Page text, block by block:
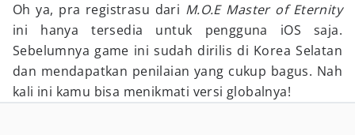
Oh ya, pra registrasu dari M.O.E Master of Eternity
ini hanya tersedia untuk pengguna iOS saja.
Sebelumnya game ini sudah dirilis di Korea Selatan
dan mendapatkan penilaian yang cukup bagus. Nah
kali ini kamu bisa menikmati versi globalnya!